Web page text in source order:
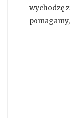
wychodzę z